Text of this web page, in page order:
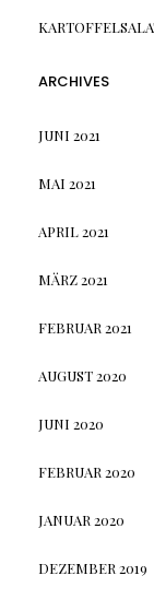
ARCHIVES
JUNI 2021
MAI 2021
APRIL 2021
MÄRZ 2021
FEBRUAR 2021
AUGUST 2020
JUNI 2020
FEBRUAR 2020
JANUAR 2020
DEZEMBER 2019